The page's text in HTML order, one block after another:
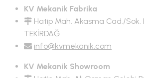
KV Mekanik Fabrika
Hatip Mah. Akasma Cad./Sok.
TEKİRDAĞ
info@kvmekanik.com
KV Mekanik Showroom